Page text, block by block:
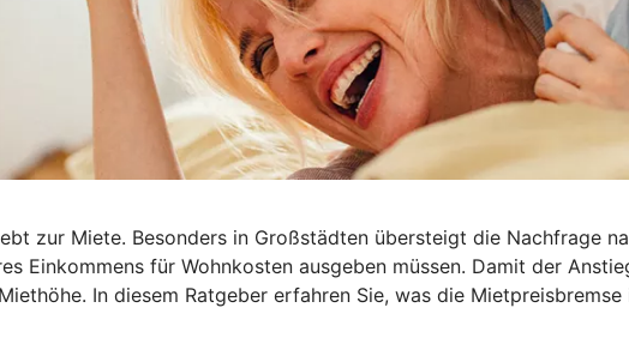
zur Miete. Besonders in Großstädten übersteigt die Nachfrage
Einkommens für Wohnkosten ausgeben müssen. Damit der
In diesem Ratgeber erfahren Sie, was die